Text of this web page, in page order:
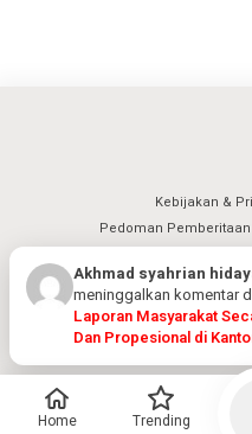
Kebijakan &
Pedoman
Nuansa
Home Trending
Akhmad syahrian
meninggalkan komentar
Laporan Masyarakat
Dan Propesional di